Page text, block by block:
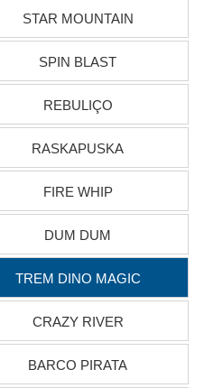
STAR MOUNTAIN
SPIN BLAST
REBULIÇO
RASKAPUSKA
FIRE WHIP
DUM DUM
TREM DINO MAGIC
CRAZY RIVER
BARCO PIRATA